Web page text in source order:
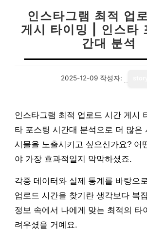
인스타그램 최적 업
게시 타이밍 | 인스타
간대 분석
2025-12-09 작성자:
인스타그램 최적 업로드 시간 게시
타 포스팅 시간대 분석으로 더 많은
시물을 노출시키고 싶으신가요? 어
야 가장 효과적일지 막막하셨죠.
각종 데이터와 실제 통계를 바탕으
업로드 시간을 찾기란 생각보다 복
정보 속에서 나에게 맞는 최적의 타
려우셨을 거예요.